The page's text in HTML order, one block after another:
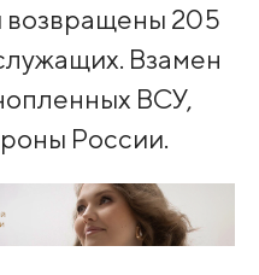
205
Взамен
ВСУ,
России.